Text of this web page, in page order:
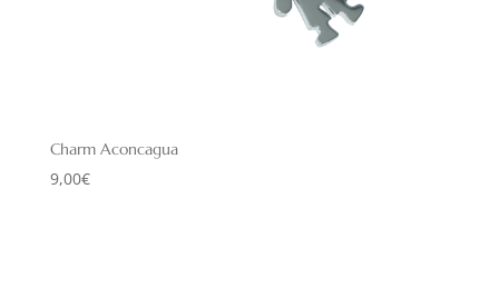
Charm Aconcagua
9,00€